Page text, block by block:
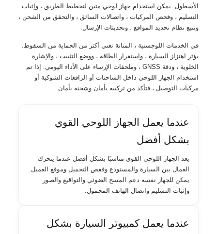
الأسطول. يمكن استخدام جهاز لوحي متين لتخطيط الطريق ، وإثبات
التسليم ، وفحص المركبات ، واتصالات السائق ، والتحقق من الشحن ،
وتتبع نظام تحديد المواقع ، وتحديثات الإرسال.
في الخدمات اللوجستية ، المتانة تعني أكثر من الحماية من السقوط.
يؤثر اهتزاز السيارة ، واستقرار الطاقة ، ووضع التثبيت ، والإشارة
الخلوية ، ودقة GNSS ، وملحقات الإرساء على الأداء اليومي. إذا تم
استخدام الجهاز اللوحي داخل الشاحنات أو الرافعات الشوكية أو
مركبات التوصيل ، فتأكد من تركيبه بأمان وشحنه بأمان.
عندما يعمل الجهاز اللوحي القوي
بشكل أفضل
يعد الجهاز اللوحي القوي مناسبًا بشكل أفضل عندما يتحرك
العمال بين السيارة والمستودع وقفص التحميل وموقع العميل.
يمكن للجهاز نفسه دعم المسح الضوئي والتواقيع والصور
وإثبات التسليم واتصال الهاتف المحمول.
عندما يعمل كمبيوتر السيارة بشكل